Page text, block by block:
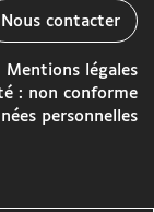
Nous contacter
Mentions légales
: non conforme
personnelles